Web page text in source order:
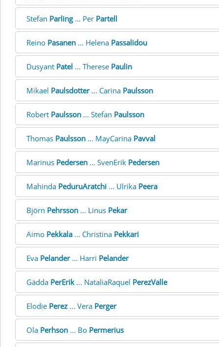
Stefan Parling... Per Partell
Reino Pasanen ... Helena Passalidou
Dusyant Patel ... Therese Paulin
Mikael Paulsdotter... Carina Paulsson
Robert Paulsson ... Stefan Paulsson
Thomas Paulsson ... MayCarina Pavval
Marinus Pedersen ... SvenErik Pedersen
Mahinda PeduruAratchi ... Ulrika Peera
Björn Pehrsson ... Linus Pekar
Aimo Pekkala ... Christina Pekkari
Eva Pelander... Harri Pelander
Gädda PerErik... NataliaRaquel PerezValle
Elodie Perez ... Vera Perger
Ola Perhson ... Bo Permerius